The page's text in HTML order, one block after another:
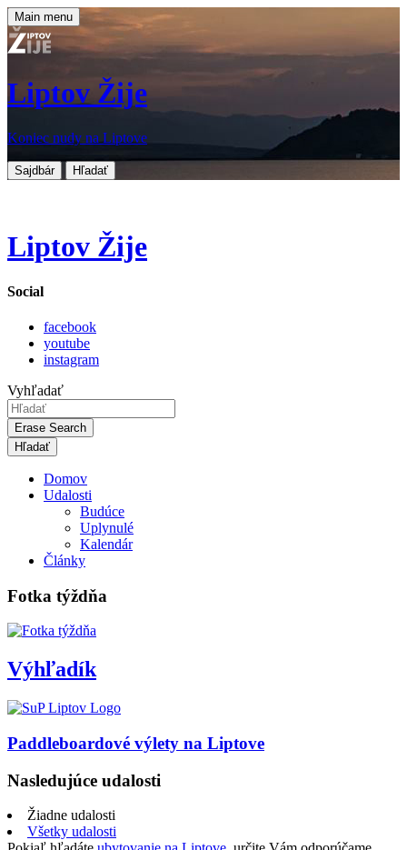
Main menu
Liptov Žije
Koniec nudy na Liptove
Sajdbár Hľadať
Liptov Žije
Social
facebook
youtube
instagram
Vyhľadať
Erase Search
Domov
Udalosti
Budúce
Uplynulé
Kalendár
Články
Fotka týždňa
Výhľadík
Paddleboardové výlety na Liptove
Nasledujúce udalosti
Žiadne udalosti
Všetky udalosti